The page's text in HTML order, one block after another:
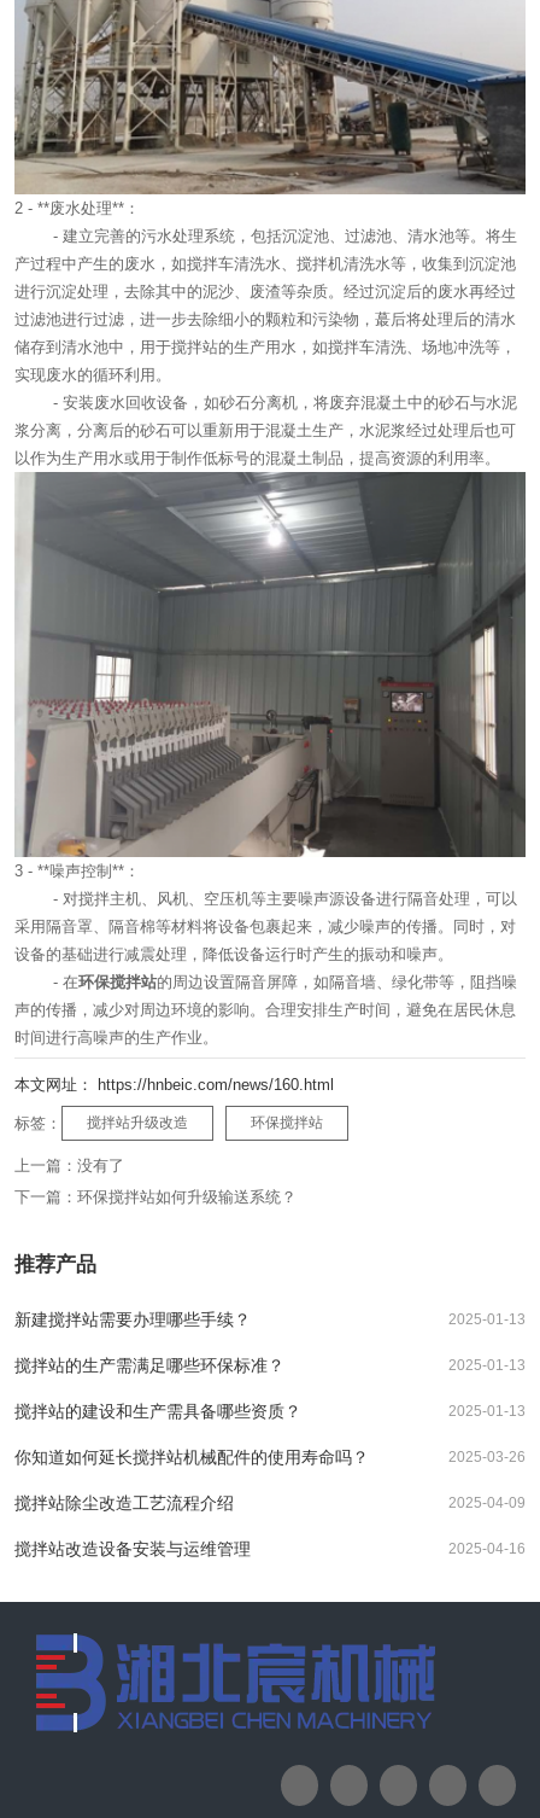
2 - **废水处理**：
- 建立完善的污水处理系统，包括沉淀池、过滤池、清水池等。将生
产过程中产生的废水，如搅拌车清洗水、搅拌机清洗水等，收集到沉淀池
进行沉淀处理，去除其中的泥沙、废渣等杂质。经过沉淀后的废水再经过
过滤池进行过滤，进一步去除细小的颗粒和污染物，蕞后将处理后的清水
储存到清水池中，用于搅拌站的生产用水，如搅拌车清洗、场地冲洗等，
实现废水的循环利用。
- 安装废水回收设备，如砂石分离机，将废弃混凝土中的砂石与水泥
浆分离，分离后的砂石可以重新用于混凝土生产，水泥浆经过处理后也可
以作为生产用水或用于制作低标号的混凝土制品，提高资源的利用率。
3 - **噪声控制**：
- 对搅拌主机、风机、空压机等主要噪声源设备进行隔音处理，可以
采用隔音罩、隔音棉等材料将设备包裹起来，减少噪声的传播。同时，对
设备的基础进行减震处理，降低设备运行时产生的振动和噪声。
- 在环保搅拌站的周边设置隔音屏障，如隔音墙、绿化带等，阻挡噪
声的传播，减少对周边环境的影响。合理安排生产时间，避免在居民休息
时间进行高噪声的生产作业。
本文网址： https://hnbeic.com/news/160.html
标签： 搅拌站升级改造 环保搅拌站
上一篇： 没有了
下一篇： 环保搅拌站如何升级输送系统？
推荐产品
2025-01-13
新建搅拌站需要办理哪些手续？
2025-01-13
搅拌站的生产需满足哪些环保标准？
2025-01-13
搅拌站的建设和生产需具备哪些资质？
2025-03-26
你知道如何延长搅拌站机械配件的使用寿命吗？
2025-04-09
搅拌站除尘改造工艺流程介绍
2025-04-16
搅拌站改造设备安装与运维管理